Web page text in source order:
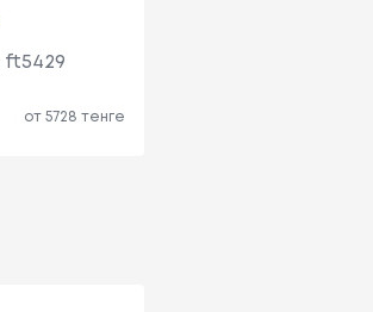
от 5728 тенге